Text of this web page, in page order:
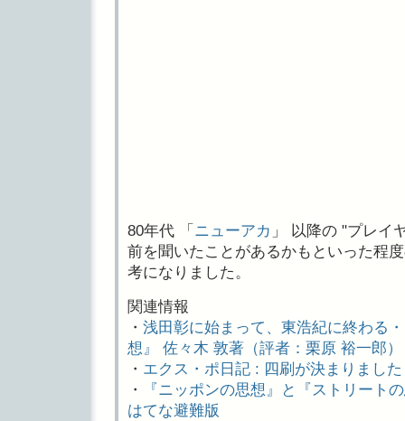
80年代 「 ニューアカ 」 以降の "プレイ
前を聞いたことがあるかもといった程
考になりました。
関連情報
・ 浅田彰に始まって、東浩紀に終わる
想』 佐々木 敦著（評者：栗原 裕一郎
・ エクス・ポ日記 : 四刷が決まりました
・
『ニッポンの思想』と『ストリー
はてな避難版